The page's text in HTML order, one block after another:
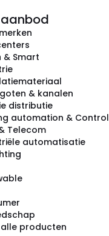
& Smart
& kanalen
distributie
automation & Control
Telecom
automatisatie
alle producten